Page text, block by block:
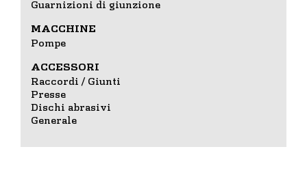
Guarnizioni di giunzione
MACCHINE
Pompe
ACCESSORI
Raccordi / Giunti
Presse
Dischi abrasivi
Generale